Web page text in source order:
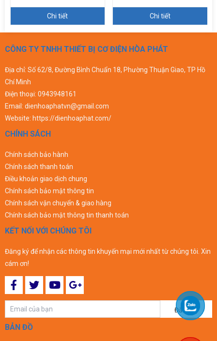
Chi tiết Chi tiết
CÔNG TY TNHH THIẾT BỊ CƠ ĐIỆN HÒA PHÁT
Địa chỉ: Số 62/8, Đường Bình Chuẩn 18, Phường Thuận Giao, TP Hồ
Chí Minh
Điện thoại: 0943948161
Email: dienhoaphatvn@gmail.com
Website: https://dienhoaphat.com/
CHÍNH SÁCH
Chính sách bảo hành
Chính sách thanh toán
Điều khoản giao dịch chung
Chính sách bảo mật thông tin
Chính sách vận chuyển & giao hàng
Chính sách bảo mật thông tin thanh toán
KẾT NỐI VỚI CHÚNG TÔI
Đăng ký để nhận các thông tin khuyến mại mới nhất từ chúng tôi. Xin
cám ơn!
Đăng ký
BẢN ĐỒ